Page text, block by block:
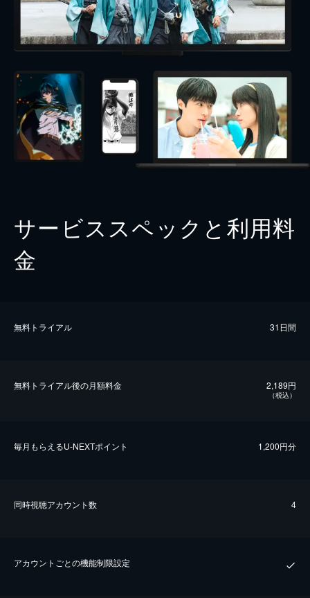
サービススペックと利用料
金
無料トライアル 31日間
無料トライアル後の⽉額料金 2,189円
（税込）
毎⽉もらえるU-NEXTポイント 1,200円分
同時視聴アカウント数 4
アカウントごとの機能制限設定